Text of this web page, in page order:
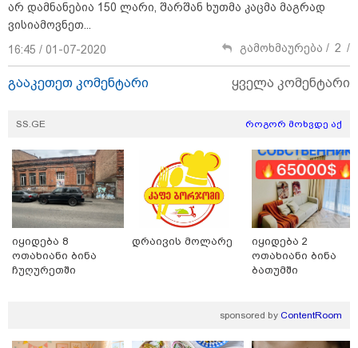
11:36 / 08-08-2026
წელიწადნახევარში საქართველოში 164
არ დამნანებია 150 ლარი, შარშან ხუთმა კაცმა მაგრად
ვისიამოვნეთ...
16:45 / 01-07-2020
გამოხმაურება / 2 /
გააკეთეთ კომენტარი ყველა კომენტარი
SS.GE როგორ მოხვდე აქ
იყიდება 8
ოთახიანი ბინა
ჩუღურეთში
დრაივის მოლარე
იყიდება 2
ოთახიანი ბინა
ბათუმში
sponsored by ContentRoom